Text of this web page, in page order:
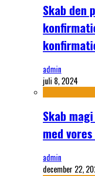
Skab den
admin
juli 8, 2024
Skab
med
admin
december 22,